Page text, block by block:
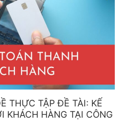
THỰC TẬP ĐỀ TÀI: KẾ
KHÁCH HÀNG TẠI CÔNG